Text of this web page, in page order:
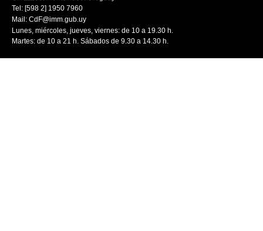
Tel: [598 2] 1950 7960
Mail: CdF@imm.gub.uy
Lunes, miércoles, jueves, viernes: de 10 a 19.30 h.
Martes: de 10 a 21 h. Sábados de 9.30 a 14.30 h.